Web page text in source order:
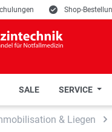
springen
E Shop-
SALE SERVICE
& Liegen